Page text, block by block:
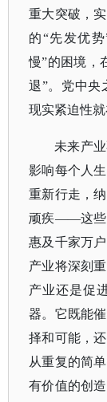
重大突破，
的“先发优
慢”的困境，
退”。党中央
现实紧迫性就
未来产
影响每个人
重新行走，
顽疾——这些
惠及千家万
产业将深刻
产业还是促
器。它既能
择和可能，
从重复的简
有价值的创